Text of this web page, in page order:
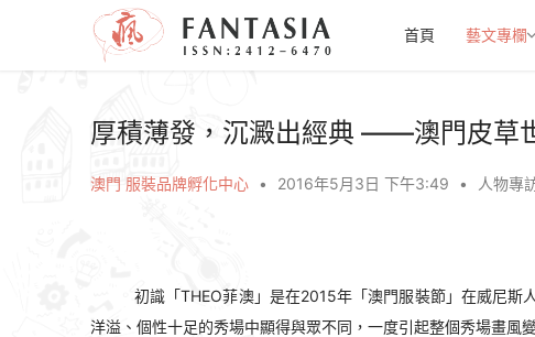
首頁 藝文專欄
厚積薄發，沉澱出經典 ——澳門皮草
澳門 服裝品牌孵化中心 • 2016年5月3日 下午3:49 • 人物專
初識「THEO菲澳」是在2015年「澳門服裝節」在威尼斯
洋溢、個性十足的秀場中顯得與眾不同，一度引起整個秀場畫風